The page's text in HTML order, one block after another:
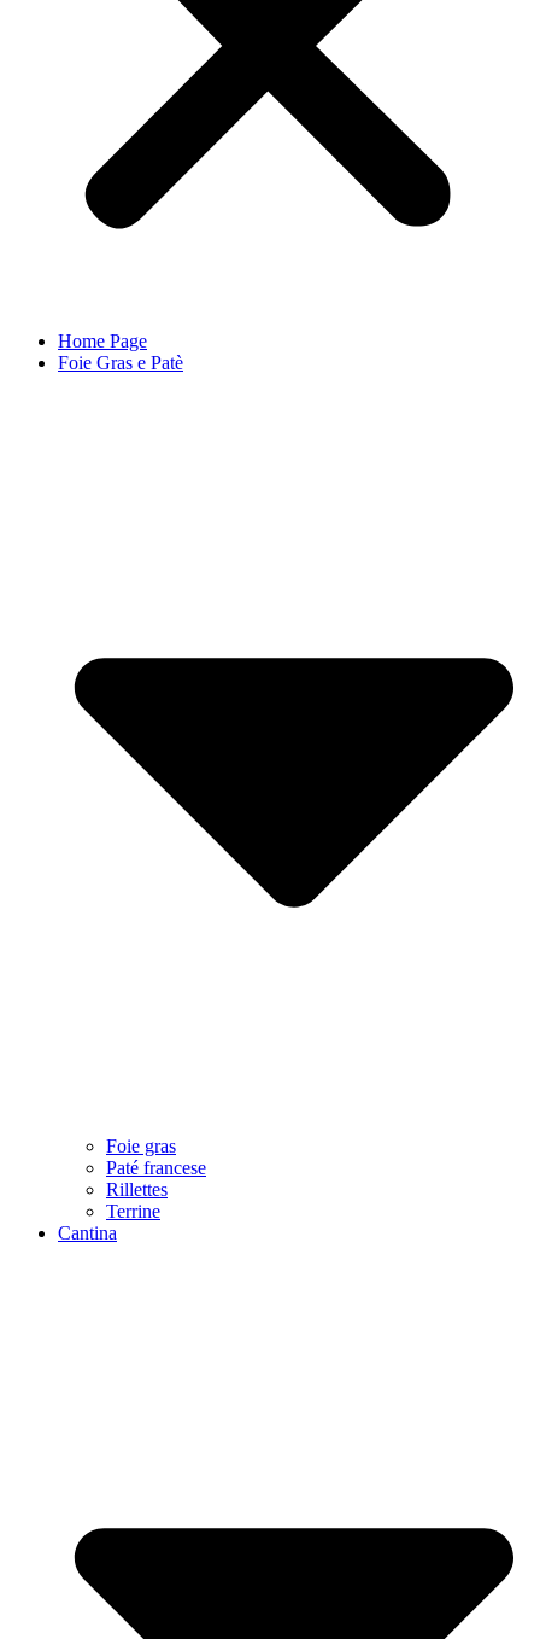
Home Page
Foie Gras e Patè
Foie gras
Paté francese
Rillettes
Terrine
Cantina